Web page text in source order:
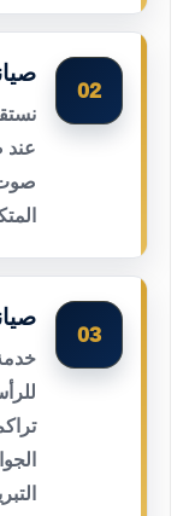
02
عند
صوت
03